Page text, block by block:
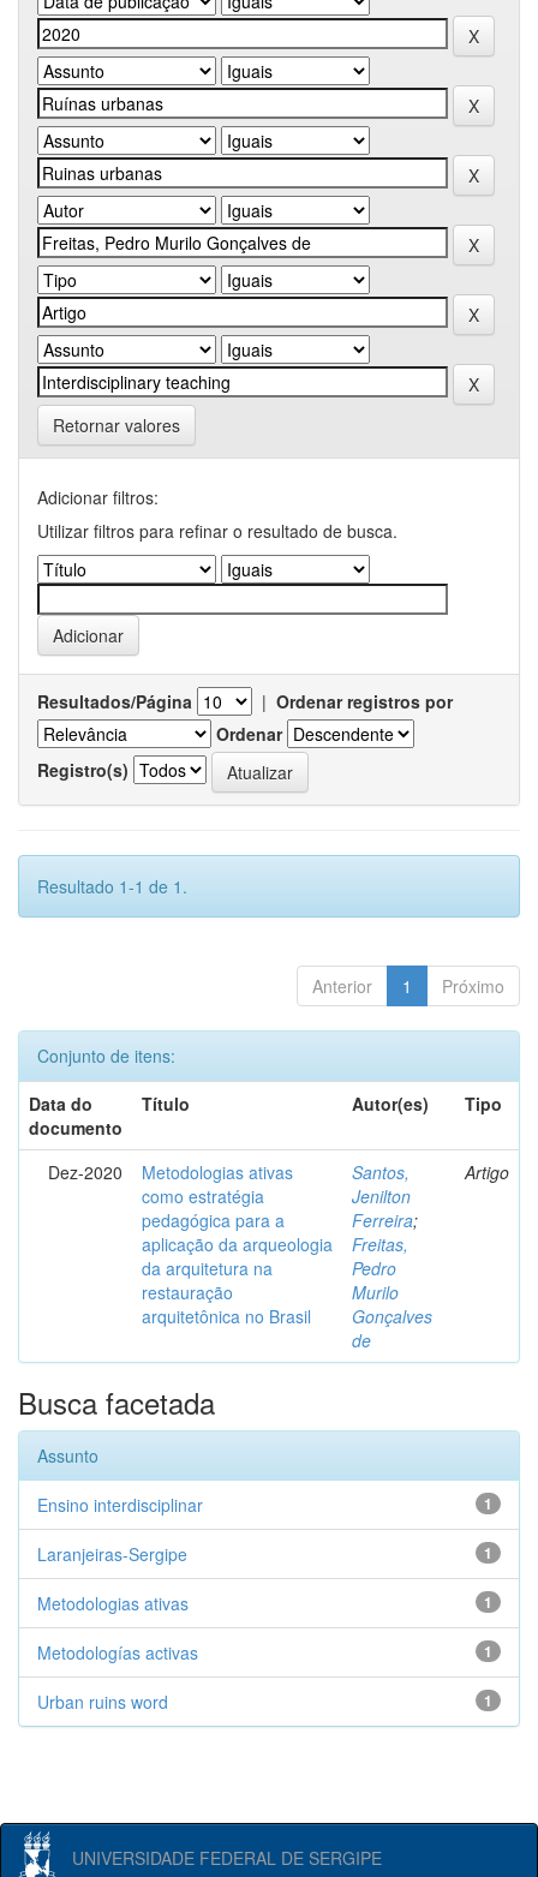
Retornar valores
Adicionar filtros:
Utilizar filtros para refinar o resultado de busca.
Resultados/Página | Ordenar registros por
Ordenar
Registro(s)
Resultado 1-1 de 1.
Anterior 1 Próximo
Conjunto de itens:
Data do
documento
Título Autor(es) Tipo
Dez-2020
Metodologias ativas
como estratégia
pedagógica para a
aplicação da arqueologia
da arquitetura na
restauração
arquitetônica no Brasil
Santos,
Jenilton
Ferreira;
Freitas,
Pedro
Murilo
Gonçalves
de
Artigo
Busca facetada
Assunto
1
Ensino interdisciplinar
1
Laranjeiras-Sergipe
1
Metodologias ativas
1
Metodologías activas
1
Urban ruins word
UNIVERSIDADE FEDERAL DE SERGIPE